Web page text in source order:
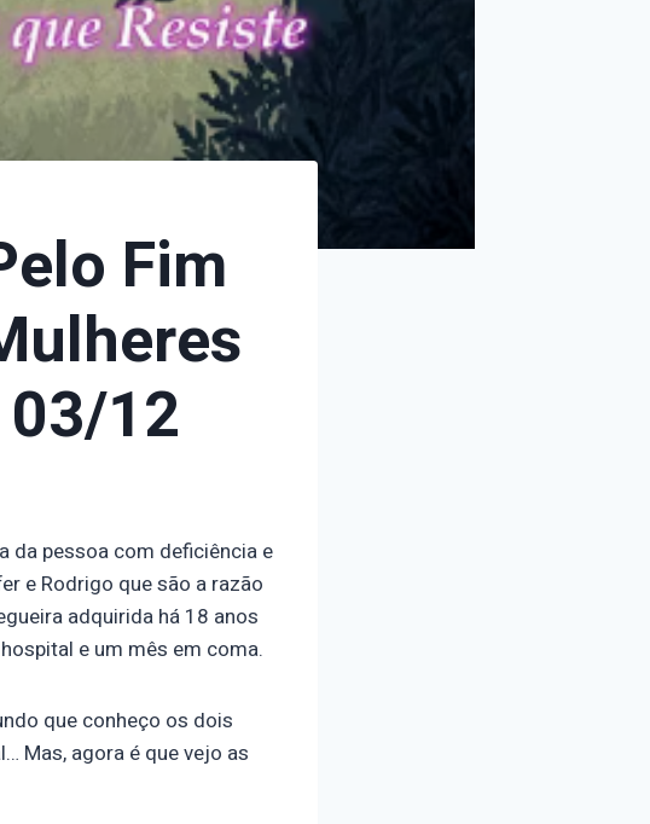
Fim
12
da pessoa com deficiência e
e Rodrigo que são a razão
adquirida há 18 anos
e um mês em coma.
que conheço os dois
Mas, agora é que vejo as